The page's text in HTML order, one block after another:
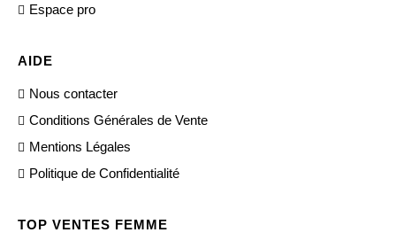
Espace pro
AIDE
Nous contacter
Conditions Générales de Vente
Mentions Légales
Politique de Confidentialité
TOP VENTES FEMME